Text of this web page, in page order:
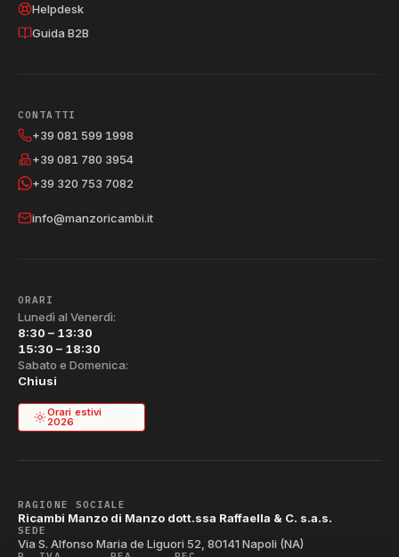
Helpdesk
Guida B2B
CONTATTI
+39 081 599 1998
+39 081 780 3954
+39 320 753 7082
info@manzoricambi.it
ORARI
Lunedì al Venerdì:
8:30 – 13:30
15:30 – 18:30
Sabato e Domenica:
Chiusi
Orari estivi
2026
RAGIONE SOCIALE
Ricambi Manzo di Manzo dott.ssa Raffaella & C. s.a.s.
SEDE
Via S. Alfonso Maria de Liguori 52, 80141 Napoli (NA)